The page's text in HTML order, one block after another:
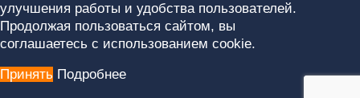
улучшения работы и удобства пользователей.
Продолжая пользоваться сайтом, вы
соглашаетесь с использованием cookie.
Принять Подробнее